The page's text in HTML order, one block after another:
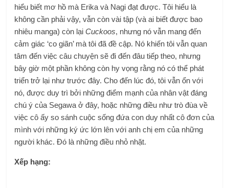
hiểu biết mơ hồ mà Erika và Nagi đạt được. Tôi hiểu là
không cần phải vậy, vẫn còn vài tập (và ai biết được bao
nhiêu manga) còn lạiCuckoos, nhưng nó vẫn mang đến
cảm giác ‘co giãn’ mà tôi đã đề cập. Nó khiến tôi vẫn quan
tâm đến việc câu chuyện sẽ đi đến đâu tiếp theo, nhưng
bây giờ một phần không còn hy vọng rằng nó có thể phát
triển trở lại như trước đây. Cho đến lúc đó, tôi vẫn ổn với
nó, được duy trì bởi những điểm mạnh của nhân vật đáng
chú ý của Segawa ở đây, hoặc những điều như trò đùa về
việc cô ấy so sánh cuộc sống đứa con duy nhất cô đơn của
mình với những ký ức lớn lên với anh chị em của những
người khác. Đó là những điều nhỏ nhặt.
Xếp hạng: